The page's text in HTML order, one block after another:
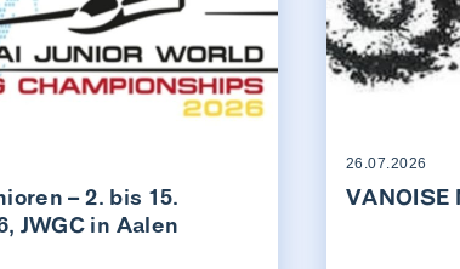
– 2. bis 15.
JWGC in Aalen
26.07.2026
VANOISE